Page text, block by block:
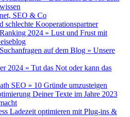
SEO & Co
schlechte Kooperationspartner
2024 » Lust und Frust mit
auf dem Blog » Unsere
2024 » Tut das Not oder kann das
SEO » 10 Gründe umzusteigen
Deiner Texte im Jahre 2023
Ladezeit optimieren mit Plug-ins &